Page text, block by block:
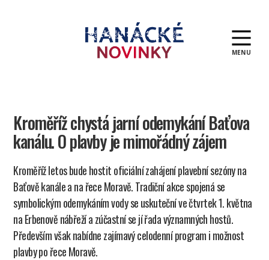
MENU
Kroměříž chystá jarní odemykání Baťova
kanálu. O plavby je mimořádný zájem
Kroměříž letos bude hostit oficiální zahájení plavební sezóny na
Baťově kanále a na řece Moravě. Tradiční akce spojená se
symbolickým odemykáním vody se uskuteční ve čtvrtek 1. května
na Erbenově nábřeží a zúčastní se jí řada významných hostů.
Především však nabídne zajímavý celodenní program i možnost
plavby po řece Moravě.